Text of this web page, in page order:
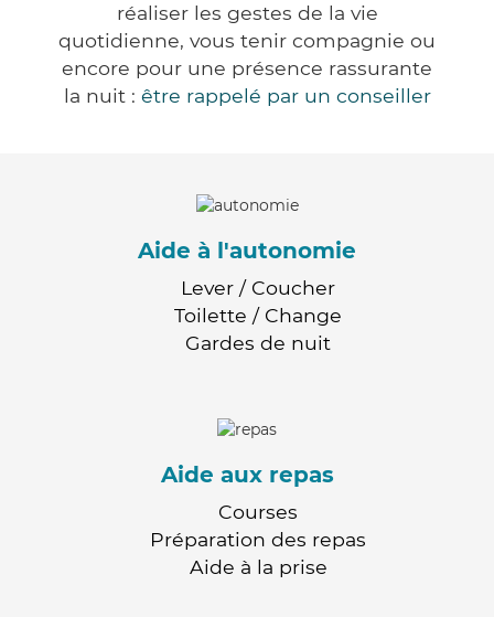
réaliser les gestes de la vie
quotidienne, vous tenir compagnie ou
encore pour une présence rassurante
la nuit : être rappelé par un conseiller
Aide à l'autonomie
Lever / Coucher
Toilette / Change
Gardes de nuit
Aide aux repas
Courses
Préparation des repas
Aide à la prise